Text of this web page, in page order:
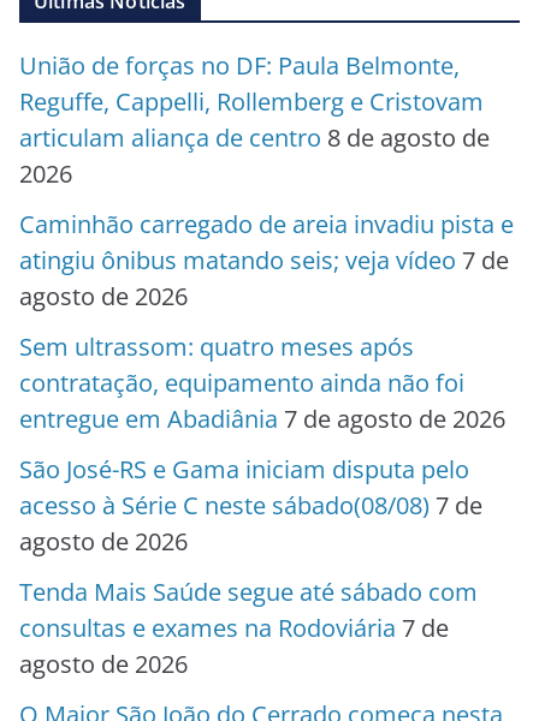
União de forças no DF: Paula Belmonte,
Reguffe, Cappelli, Rollemberg e Cristovam
articulam aliança de centro 8 de agosto de
2026
Caminhão carregado de areia invadiu pista e
atingiu ônibus matando seis; veja vídeo 7 de
agosto de 2026
Sem ultrassom: quatro meses após
contratação, equipamento ainda não foi
entregue em Abadiânia 7 de agosto de 2026
São José-RS e Gama iniciam disputa pelo
acesso à Série C neste sábado(08/08) 7 de
agosto de 2026
Tenda Mais Saúde segue até sábado com
consultas e exames na Rodoviária 7 de
agosto de 2026